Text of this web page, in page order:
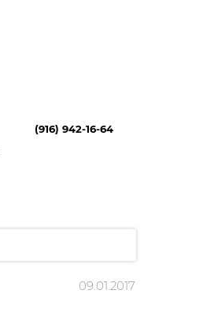
(916) 942-16-64
09.01.2017